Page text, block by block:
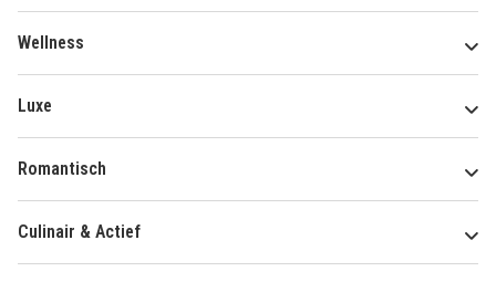
Wellness
Luxe
Romantisch
Culinair & Actief